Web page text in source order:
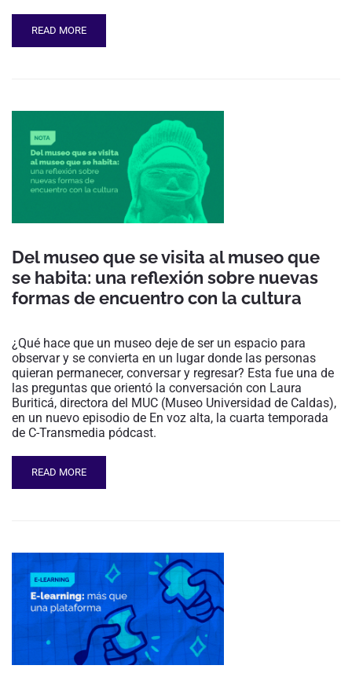
READ MORE
Del museo que se visita al museo que
se habita: una reflexión sobre nuevas
formas de encuentro con la cultura
¿Qué hace que un museo deje de ser un espacio para
observar y se convierta en un lugar donde las personas
quieran permanecer, conversar y regresar? Esta fue una de
las preguntas que orientó la conversación con Laura
Buriticá, directora del MUC (Museo Universidad de Caldas),
en un nuevo episodio de En voz alta, la cuarta temporada
de C-Transmedia pódcast.
READ MORE